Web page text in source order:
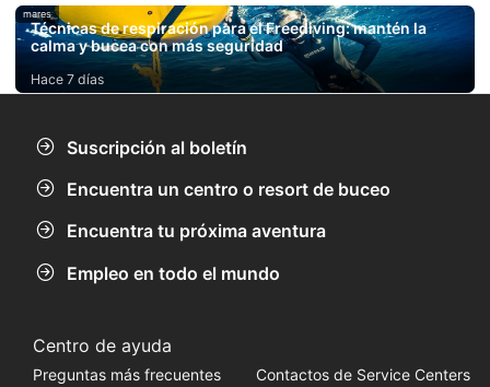
mares
Técnicas de respiración para el Freediving: mantén la
calma y bucea con más seguridad
Hace 7 días
Suscripción al boletín
Encuentra un centro o resort de buceo
Encuentra tu próxima aventura
Empleo en todo el mundo
Centro de ayuda
Preguntas más frecuentes
Contactos de Service Centers